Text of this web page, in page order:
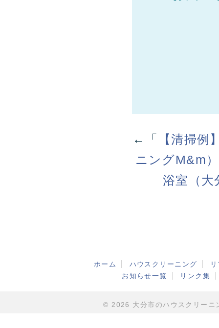
←「
【清掃
ニングM&m）
浴室（
ホーム ハウスクリーニング
お知らせ一覧
リンク集
© 2026 大分市のハウスクリー